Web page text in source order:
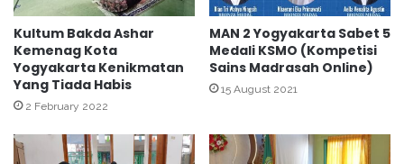
w
a
P
K
L
U
N
S
e
n
P
e
m
b
n
Kultum Bakda Ashar
Kemenag Kota
Yogyakarta Kenikmatan
Yang Tiada Habis
2 February 2022
MAN 2 Yogyakarta Sabet 5
Medali KSMO (Kompetisi
Sains Madrasah Online)
15 August 2021